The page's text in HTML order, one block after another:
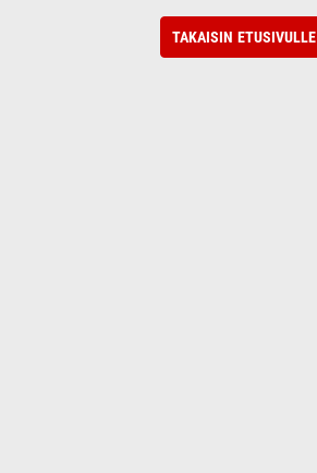
TAKAISIN ETUSIVULLE